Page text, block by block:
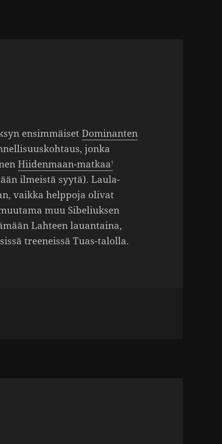
ensim­mäisetDomi­nanten
jonka
Hiiden­maan-matkaa
ilmeistä syytä). Laula­
vaikka help­poja olivat
muu Sibe­liuksen
Lahteen lauan­taina,
tree­neissä Tuas-talolla.